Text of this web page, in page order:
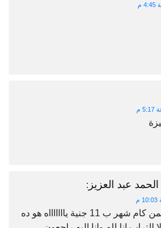
عبد العزيز :
انتو طماعين اوى دة كانمن كام شهر ب 11 جنية ياااااااه هو ده